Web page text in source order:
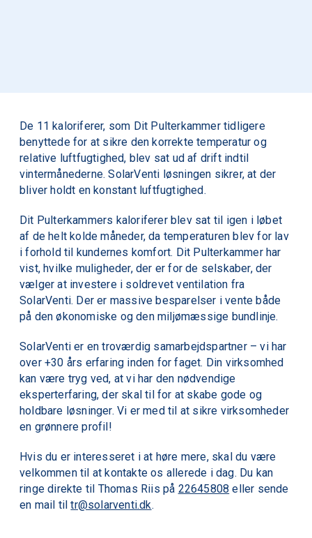
De 11 kaloriferer, som Dit Pulterkammer tidligere
benyttede for at sikre den korrekte temperatur og
relative luft­­fug­tig­hed, blev sat ud af drift indtil
vintermånederne. SolarVenti løsningen sikrer, at der
bliver holdt en konstant luftfugtighed.
Dit Pulterkammers kaloriferer blev sat til igen i løbet
af de helt kolde måneder, da temperaturen blev for lav
i forhold til kundernes komfort. Dit Pulterkammer har
vist, hvilke muligheder, der er for de selskaber, der
vælger at investere i soldrevet ventilation fra
SolarVenti. Der er massive besparelser i vente både
på den økonomiske og den miljømæssige bundlinje.
SolarVenti er en troværdig samarbejdspartner – vi har
over +30 års erfaring inden for faget. Din virksomhed
kan være tryg ved, at vi har den nødvendige
eksperterfaring, der skal til for at skabe gode og
holdbare løsninger. Vi er med til at sikre virksomheder
en grønnere profil!
Hvis du er interesseret i at høre mere, skal du være
velkommen til at kontakte os allerede i dag. Du kan
ringe direkte til Thomas Riis på 22645808 eller sende
en mail tiltr@solarventi.dk.